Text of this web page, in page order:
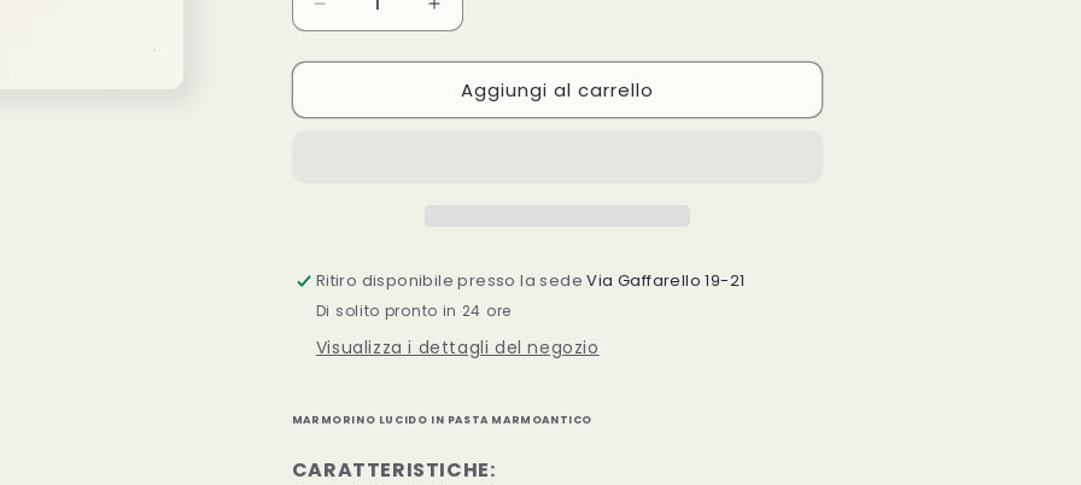
Diminuisci
quantità
per
LUCIDO
LUCIDO
Aumenta
quantità
per
MARMORINO
LUCIDO
LUCIDO
Aggiungi al carrello
Ritiro disponibile presso la sedeVia Gaffarello 19-21
Di solito pronto in 24 ore
Visualizza i dettagli del negozio
MARMORINO LUCIDO IN PASTA MARMOANTICO
CARATTERISTICHE: